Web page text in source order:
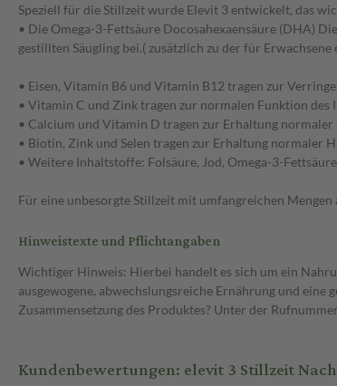
Speziell für die Stillzeit wurde Elevit 3 entwickelt, das
• Die Omega-3-Fettsäure Docosahexaensäure (DHA)
gestillten Säugling bei.( zusätzlich zu der für
• Eisen, Vitamin B6 und Vitamin B12 tragen zur
• Vitamin C und Zink tragen zur normalen Funktion des
• Calcium und Vitamin D tragen zur Erhaltung normaler
• Biotin, Zink und Selen tragen zur Erhaltung normaler
• Weitere Inhaltstoffe: Folsäure, Jod, Omega-3-
Für eine unbesorgte Stillzeit mit umfangreichen Mengen
Hinweistexte und Pflichtangaben
Wichtiger Hinweis: Hierbei handelt es sich um ein
ausgewogene, abwechslungsreiche Ernährung und
Zusammensetzung des Produktes? Unter der
Kundenbewertungen: elevit 3 Stillzeit